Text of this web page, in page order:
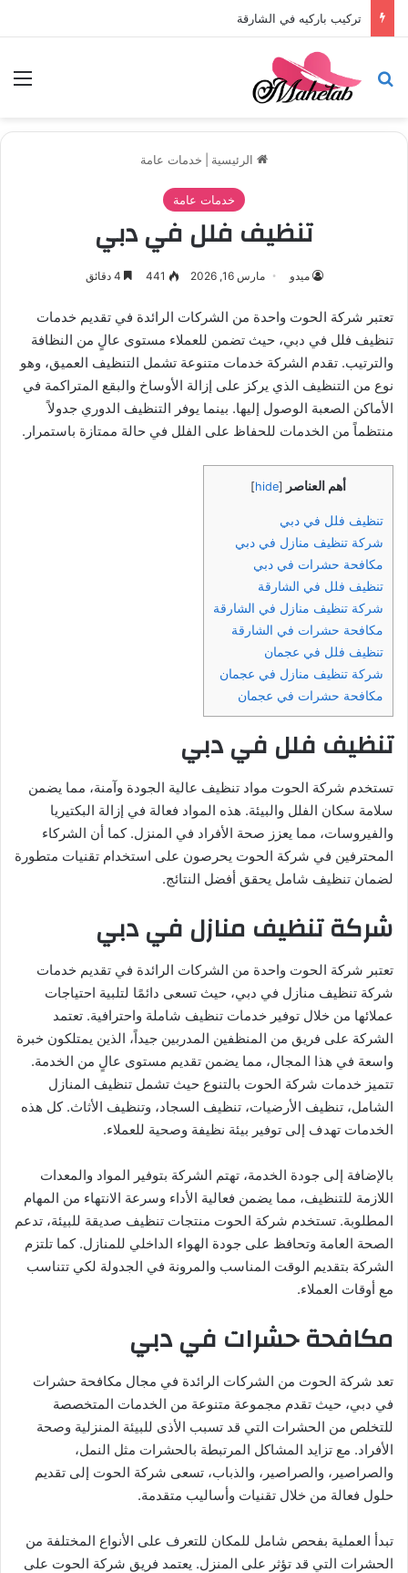
تركيب باركيه في الشارقة
بحث عن
الرئيسية خدمات عامة
خدمات عامة
تنظيف فلل في دبي
ميدو مارس 16, 2026 441
تعتبر شركة الحوت واحدة من الشركات الرائدة في تقديم خدمات
تنظيف فلل في دبي، حيث تضمن للعملاء مستوى عالٍ من النظافة
والترتيب. تقدم الشركة خدمات متنوعة تشمل التنظيف العميق، وهو
نوع من التنظيف الذي يركز على إزالة الأوساخ والبقع المتراكمة في
الأماكن الصعبة الوصول إليها. بينما يوفر التنظيف الدوري جدولاً
منتظماً من الخدمات للحفاظ على الفلل في حالة ممتازة باستمرار.
أهم العناصر [
hide
]
تنظيف فلل في دبي
شركة تنظيف منازل في دبي
مكافحة حشرات في دبي
تنظيف فلل في الشارقة
شركة تنظيف منازل في الشارقة
مكافحة حشرات في الشارقة
تنظيف فلل في عجمان
شركة تنظيف منازل في عجمان
مكافحة حشرات في عجمان
تنظيف فلل في دبي
تستخدم شركة الحوت مواد تنظيف عالية الجودة وآمنة، مما يضمن
سلامة سكان الفلل والبيئة. هذه المواد فعالة في إزالة البكتيريا
والفيروسات، مما يعزز صحة الأفراد في المنزل. كما أن الشركاء
المحترفين في شركة الحوت يحرصون على استخدام تقنيات متطورة
لضمان تنظيف شامل يحقق أفضل النتائج.
شركة تنظيف منازل في دبي
تعتبر شركة الحوت واحدة من الشركات الرائدة في تقديم خدمات
شركة تنظيف منازل في دبي، حيث تسعى دائمًا لتلبية احتياجات
عملائها من خلال توفير خدمات تنظيف شاملة واحترافية. تعتمد
الشركة على فريق من المنظفين المدربين جيداً، الذين يمتلكون خبرة
واسعة في هذا المجال، مما يضمن تقديم مستوى عالٍ من الخدمة.
تتميز خدمات شركة الحوت بالتنوع حيث تشمل تنظيف المنازل
الشامل، تنظيف الأرضيات، تنظيف السجاد، وتنظيف الأثاث. كل هذه
الخدمات تهدف إلى توفير بيئة نظيفة وصحية للعملاء.
بالإضافة إلى جودة الخدمة، تهتم الشركة بتوفير المواد والمعدات
اللازمة للتنظيف، مما يضمن فعالية الأداء وسرعة الانتهاء من المهام
المطلوبة. تستخدم شركة الحوت منتجات تنظيف صديقة للبيئة، تدعم
الصحة العامة وتحافظ على جودة الهواء الداخلي للمنازل. كما تلتزم
الشركة بتقديم الوقت المناسب والمرونة في الجدولة لكي تتناسب
مع أوقات العملاء.
مكافحة حشرات في دبي
تعد شركة الحوت من الشركات الرائدة في مجال مكافحة حشرات
في دبي، حيث تقدم مجموعة متنوعة من الخدمات المتخصصة
للتخلص من الحشرات التي قد تسبب الأذى للبيئة المنزلية وصحة
الأفراد. مع تزايد المشاكل المرتبطة بالحشرات مثل النمل،
والصراصير، والصراصير، والذباب، تسعى شركة الحوت إلى تقديم
حلول فعالة من خلال تقنيات وأساليب متقدمة.
تبدأ العملية بفحص شامل للمكان للتعرف على الأنواع المختلفة من
الحشرات التي قد تؤثر على المنزل. يعتمد فريق شركة الحوت على